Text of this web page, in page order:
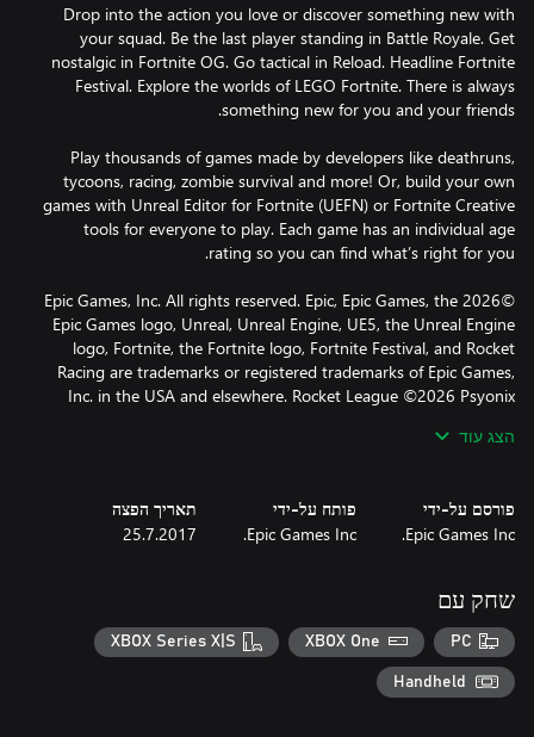
Drop into the action you love or discover something new with
your squad. Be the last player standing in Battle Royale. Get
nostalgic in Fortnite OG. Go tactical in Reload. Headline Fortnite
Festival. Explore the worlds of LEGO Fortnite. There is always
Play thousands of games made by developers like deathruns,
tycoons, racing, zombie survival and more! Or, build your own
games with Unreal Editor for Fortnite (UEFN) or Fortnite Creative
tools for everyone to play. Each game has an individual age
©2026 Epic Games, Inc. All rights reserved. Epic, Epic Games, the
Epic Games logo, Unreal, Unreal Engine, UE5, the Unreal Engine
logo, Fortnite, the Fortnite logo, Fortnite Festival, and Rocket
Racing are trademarks or registered trademarks of Epic Games,
Inc. in the USA and elsewhere. Rocket League ©2026 Psyonix
Group. ©2026 The LEGO Group. All other trademarks are the
הצג עוד
פורסם על-ידי
Epic Games Inc.
פותח על-ידי
Epic Games Inc.
תאריך הפצה
25.7.2017
שחק עם
PC
XBOX One
XBOX Series X|S
Handheld